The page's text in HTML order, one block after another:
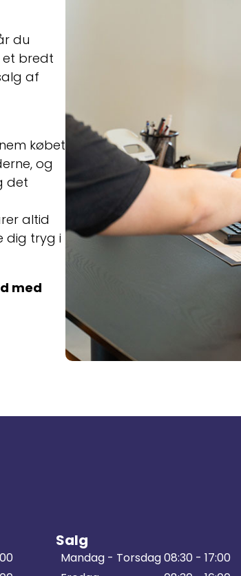
du
et bredt
af
købet
og
det
altid
dig tryg i
med
Salg
Mandag - Torsdag08:30 - 17:00